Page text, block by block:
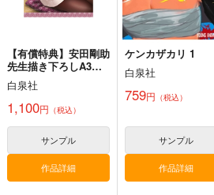
【有償特典】安田剛助
先生描き下ろしA3タ
ペストリー（となりの
信國さんは俺のことが
好きな気がする 7）
白泉社
1,100円 （税込）
サンプル
作品詳細
ケンカザカリ 1
白泉社
759円 （税込）
サンプル
作品詳細